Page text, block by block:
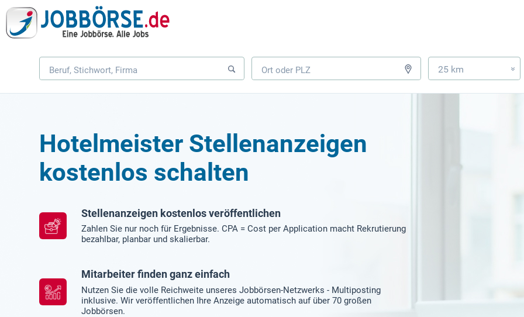
25 km »
Hotelmeister Stellenanzeigen
kostenlos schalten
Stellenanzeigen kostenlos veröffentlichen
Zahlen Sie nur noch für Ergebnisse. CPA = Cost per Application macht Rekrutierung
bezahlbar, planbar und skalierbar.
Mitarbeiter finden ganz einfach
Nutzen Sie die volle Reichweite unseres Jobbörsen-Netzwerks - Multiposting
inklusive. Wir veröffentlichen Ihre Anzeige automatisch auf über 70 großen
Jobbörsen.